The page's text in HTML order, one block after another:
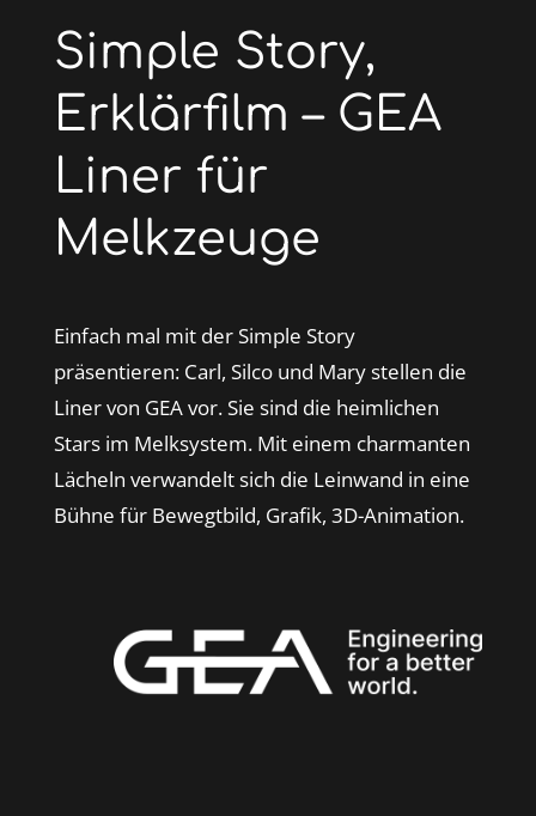
Simple Story,
Erklärfilm – GEA
Liner für
Melkzeuge
Einfach mal mit der Simple Story
präsentieren: Carl, Silco und Mary stellen die
Liner von GEA vor. Sie sind die heimlichen
Stars im Melksystem. Mit einem charmanten
Lächeln verwandelt sich die Leinwand in eine
Bühne für Bewegtbild, Grafik, 3D-Animation.